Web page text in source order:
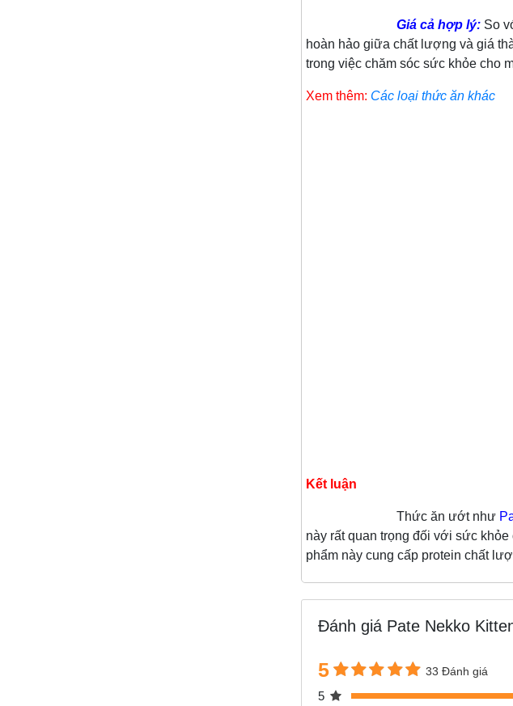
Giá cả hợp lý: So
hoàn hảo giữa chất lượng và giá
trong việc chăm sóc sức khỏe cho
Xem thêm: Các loại thức ăn khác
Kết luận
Thức ăn ướt như
này rất quan trọng đối với sức
phẩm này cung cấp protein chất
Đánh giá Pate Nekko
5 33 Đánh giá
5